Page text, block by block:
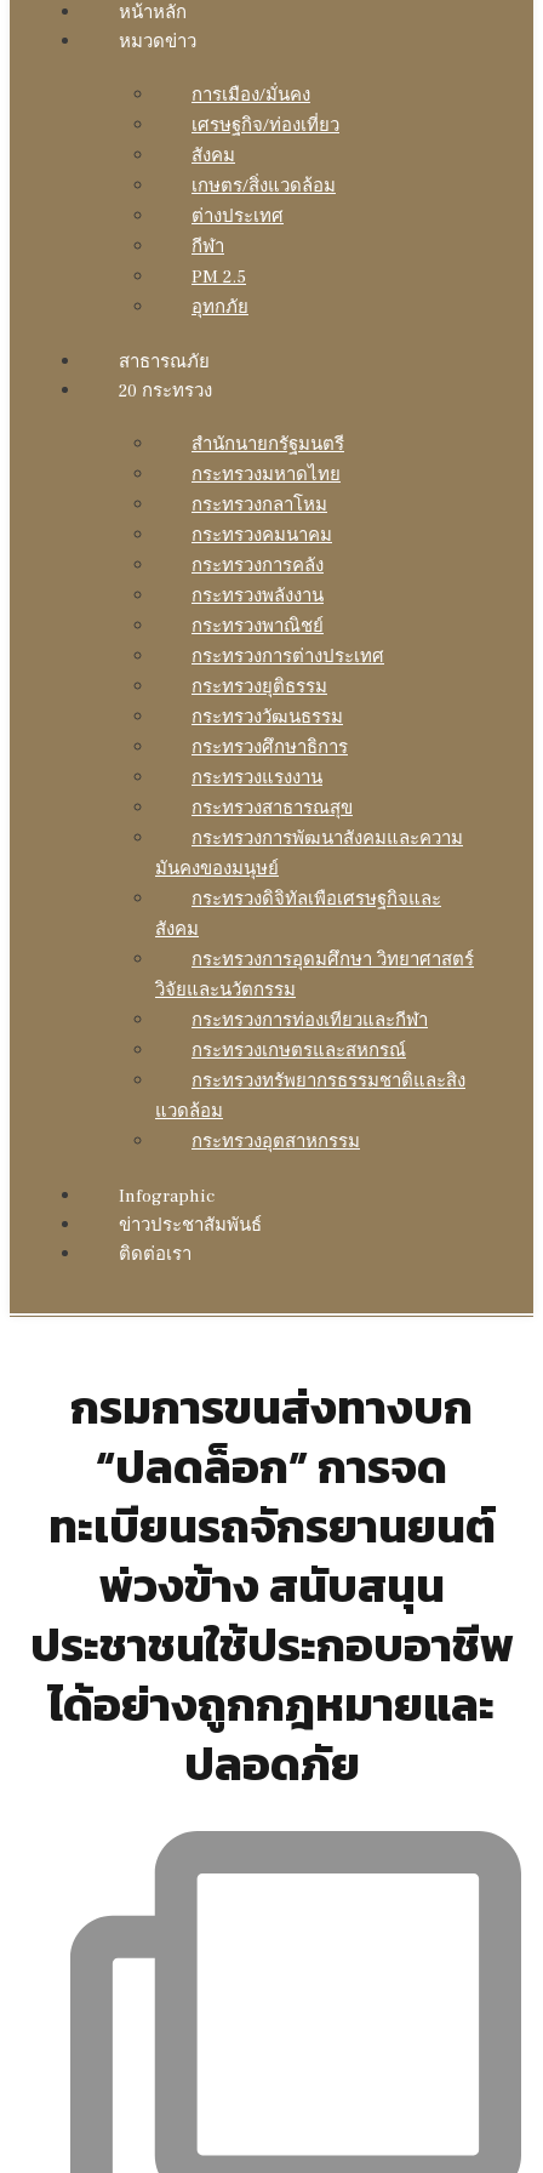
หน้าหลัก
หมวดข่าว
การเมือง/มั่นคง
เศรษฐกิจ/ท่องเที่ยว
สังคม
เกษตร/สิ่งแวดล้อม
ต่างประเทศ
กีฬา
PM 2.5
อุทกภัย
สาธารณภัย
20 กระทรวง
สํานักนายกรัฐมนตรี
กระทรวงมหาดไทย
กระทรวงกลาโหม
กระทรวงคมนาคม
กระทรวงการคลัง
กระทรวงพลังงาน
กระทรวงพาณิชย์
กระทรวงการต่างประเทศ
กระทรวงยุติธรรม
กระทรวงวัฒนธรรม
กระทรวงศึกษาธิการ
กระทรวงแรงงาน
กระทรวงสาธารณสุข
กระทรวงการพัฒนาสังคมและความ
มันคงของมนุษย์
กระทรวงดิจิทัลเพือเศรษฐกิจและ
สังคม
กระทรวงการอุดมศึกษา วิทยาศาสตร์
วิจัยและนวัตกรรม
กระทรวงการท่องเทียวและกีฬา
กระทรวงเกษตรและสหกรณ์
กระทรวงทรัพยากรธรรมชาติและสิง
แวดล้อม
กระทรวงอุตสาหกรรม
Infographic
ข่าวประชาสัมพันธ์
ติดต่อเรา
กรมการขนส่งทางบก
“ปลดล็อก” การจด
ทะเบียนรถจักรยานยนต์
พ่วงข้าง สนับสนุน
ประชาชนใช้ประกอบอาชีพ
ได้อย่างถูกกฎหมายและ
ปลอดภัย